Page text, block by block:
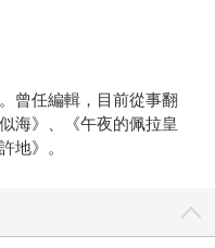
曾任編輯，目前從事翻
海》、《午夜的佩拉皇
地》。